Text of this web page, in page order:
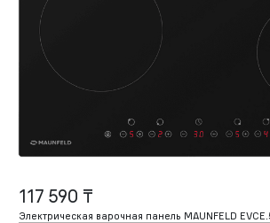
117 590 ₸
Электрическая варочная панель MAUNFELD